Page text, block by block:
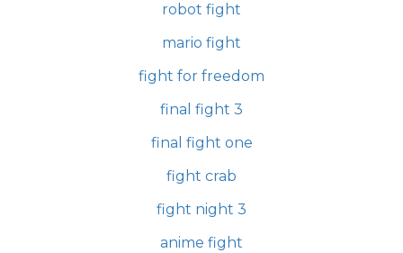
robot fight
mario fight
fight for freedom
final fight 3
final fight one
fight crab
fight night 3
anime fight